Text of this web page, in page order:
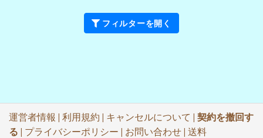
フィルターを開く
運営者情報 | 利用規約 | キャンセルについて | 契約を撤回す
る | プライバシーポリシー | お問い合わせ | 送料